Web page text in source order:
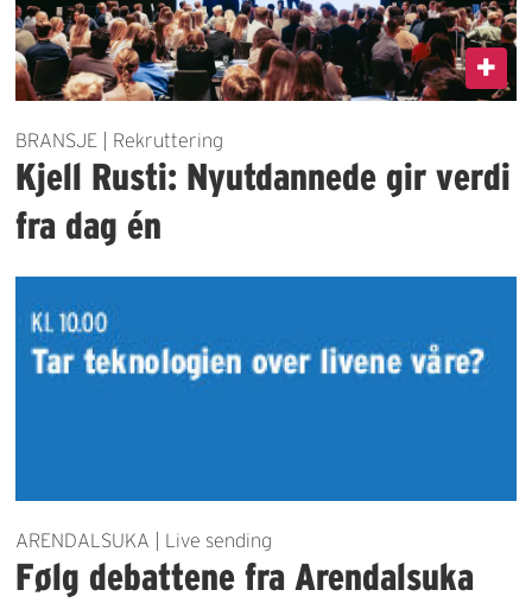
BRANSJE | Rekruttering
Kjell Rusti: Nyutdannede gir verdi
fra dag én
ARENDALSUKA | Live sending
Følg debattene fra Arendalsuka